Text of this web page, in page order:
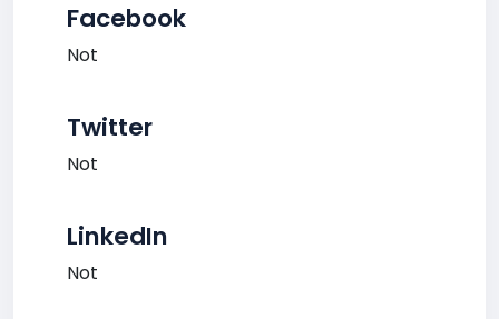
Facebook
Not
Twitter
Not
LinkedIn
Not